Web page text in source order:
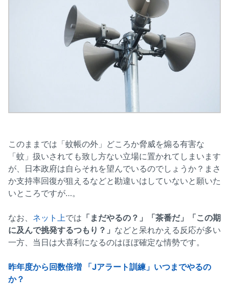
このままでは「蚊帳の外」どころか脅威を煽る有害な
「蚊」扱いされても致し方ない立場に置かれてしまいます
が、日本政府は自らそれを望んでいるのでしょうか？まさ
か支持率回復が狙えるなどと勘違いはしていないと願いた
いところですが…。
なお、 ネット上では 「まだやるの？」「茶番だ」「この期
に及んで挑発するつもり？」 などと呆れかえる反応が多い
一方、当日は大喜利になるのはほぼ確定な情勢です。
昨年度から回数倍増 「Jアラート訓練」いつまでやるの
か？